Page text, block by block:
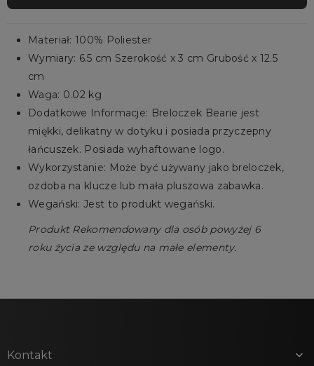
Materiał: 100% Poliester
Wymiary: 6.5 cm Szerokość x 3 cm Grubość x 12.5
cm
Waga: 0.02 kg
Dodatkowe Informacje: Breloczek Bearie jest
miękki, delikatny w dotyku i posiada przyczepny
łańcuszek. Posiada wyhaftowane logo.
Wykorzystanie: Może być używany jako breloczek,
ozdoba na klucze lub mała pluszowa zabawka.
Wegański: Jest to produkt wegański.
Produkt Rekomendowany dla osób powyżej 6
roku życia ze względu na małe elementy.
Kontakt 